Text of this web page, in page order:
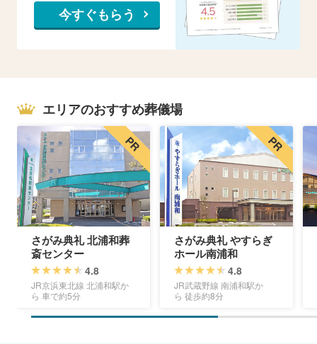
今すぐもらう
エリアのおすすめ葬儀場
さがみ典礼 北浦和葬
斎センター
4.8
JR京浜東北線 北浦和駅か
ら 車で約5分
さがみ典礼 やすらぎ
ホール南浦和
4.8
JR武蔵野線 南浦和駅か
ら 徒歩約8分